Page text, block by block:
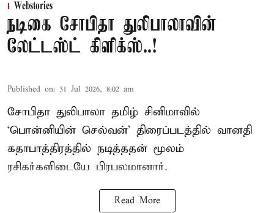
Webstories
நடிகை சோபிதா துலிபாலாவின்
லேட்டஸ்ட் கிளிக்ஸ்..!
Published on: 31 Jul 2026, 8:02 am
சோபிதா துலிபாலா தமிழ் சினிமாவில்
‘பொன்னியின் செல்வன்’ திரைப்படத்தில் வானதி
கதாபாத்திரத்தில் நடித்ததன் மூலம்
ரசிகர்களிடையே பிரபலமானார்.
Read More